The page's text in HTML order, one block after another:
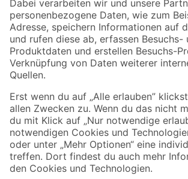
Zahlungsarten Versandarten
Sicher einkaufen
Jetzt die toom-App herunterladen